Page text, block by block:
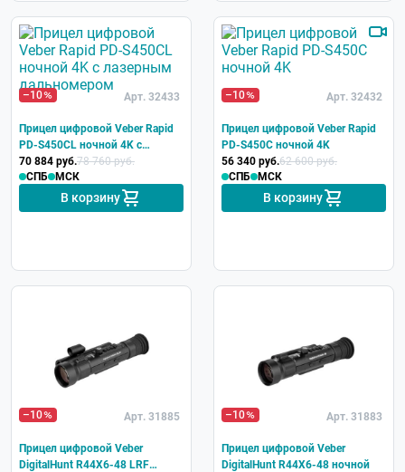
–10 Арт. 32433
Прицел цифровой Veber Rapid
PD-S450CL ночной 4K с
лазерным дальномером
70 884 руб.78 760 руб.
СПБ
МСК
В корзину
–10 Арт. 32432
Прицел цифровой Veber Rapid
PD-S450C ночной 4K
56 340 руб.62 600 руб.
СПБ
МСК
В корзину
–10 Арт. 31885
Прицел цифровой Veber
DigitalHunt R44X6-48 LRF
–10 Арт. 31883
Прицел цифровой Veber
DigitalHunt R44X6-48 ночной